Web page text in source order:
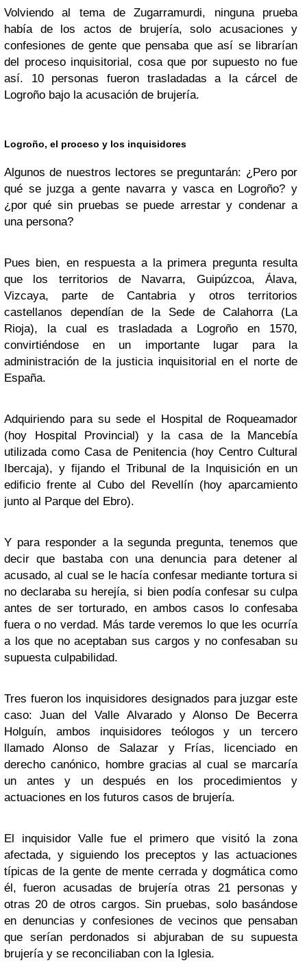
Volviendo al tema de Zugarramurdi, ninguna prueba
había de los actos de brujería, solo acusaciones y
confesiones de gente que pensaba que así se librarían
del proceso inquisitorial, cosa que por supuesto no fue
así. 10 personas fueron trasladadas a la cárcel de
Logroño bajo la acusación de brujería.
Logroño, el proceso y los inquisidores
Algunos de nuestros lectores se preguntarán: ¿Pero por
qué se juzga a gente navarra y vasca en Logroño? y
¿por qué sin pruebas se puede arrestar y condenar a
una persona?
Pues bien, en respuesta a la primera pregunta resulta
que los territorios de Navarra, Guipúzcoa, Álava,
Vizcaya, parte de Cantabria y otros territorios
castellanos dependían de la Sede de Calahorra (La
Rioja), la cual es trasladada a Logroño en 1570,
convirtiéndose en un importante lugar para la
administración de la justicia inquisitorial en el norte de
España.
Adquiriendo para su sede el Hospital de Roqueamador
(hoy Hospital Provincial) y la casa de la Mancebía
utilizada como Casa de Penitencia (hoy Centro Cultural
Ibercaja), y fijando el Tribunal de la Inquisición en un
edificio frente al Cubo del Revellín (hoy aparcamiento
junto al Parque del Ebro).
Y para responder a la segunda pregunta, tenemos que
decir que bastaba con una denuncia para detener al
acusado, al cual se le hacía confesar mediante tortura si
no declaraba su herejía, si bien podía confesar su culpa
antes de ser torturado, en ambos casos lo confesaba
fuera o no verdad. Más tarde veremos lo que les ocurría
a los que no aceptaban sus cargos y no confesaban su
supuesta culpabilidad.
Tres fueron los inquisidores designados para juzgar este
caso: Juan del Valle Alvarado y Alonso De Becerra
Holguín, ambos inquisidores teólogos y un tercero
llamado Alonso de Salazar y Frías, licenciado en
derecho canónico, hombre gracias al cual se marcaría
un antes y un después en los procedimientos y
actuaciones en los futuros casos de brujería.
El inquisidor Valle fue el primero que visitó la zona
afectada, y siguiendo los preceptos y las actuaciones
típicas de la gente de mente cerrada y dogmática como
él, fueron acusadas de brujería otras 21 personas y
otras 20 de otros cargos. Sin pruebas, solo basándose
en denuncias y confesiones de vecinos que pensaban
que serían perdonados si abjuraban de su supuesta
brujería y se reconciliaban con la Iglesia.